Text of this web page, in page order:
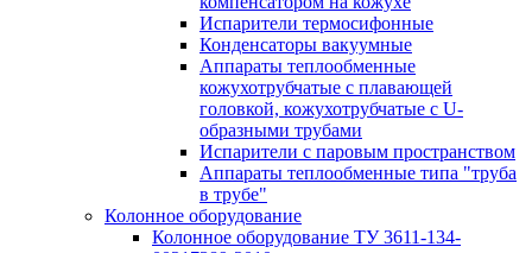
Испарители термосифонные
Конденсаторы вакуумные
Аппараты теплообменные
кожухотрубчатые с плавающей
головкой, кожухотрубчатые с U-
образными трубами
Испарители с паровым пространством
Аппараты теплообменные типа "труба
в трубе"
Колонное оборудование
Колонное оборудование ТУ 3611-134-